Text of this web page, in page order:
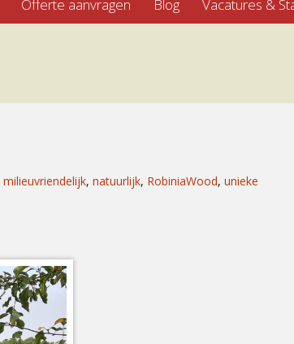
Offerte aanvragen Blog Vacatures &
milieuvriendelijk, natuurlijk, RobiniaWood, unieke